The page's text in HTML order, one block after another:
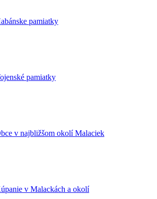
pamiatky
pamiatky
v najbližšom okolí Malaciek
v Malackách a okolí